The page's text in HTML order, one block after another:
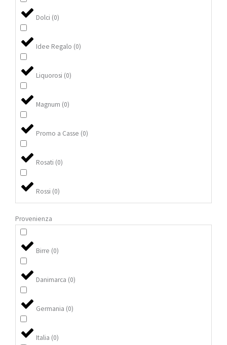
Dolci (0)
Idee Regalo (0)
Liquorosi (0)
Magnum (0)
Promo a Casse (0)
Rosati (0)
Rossi (0)
Provenienza
Birre (0)
Danimarca (0)
Germania (0)
Italia (0)